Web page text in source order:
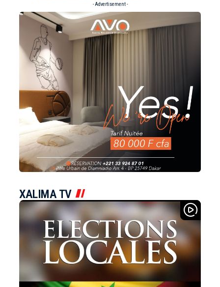
- Advertisement -
XALIMA TV